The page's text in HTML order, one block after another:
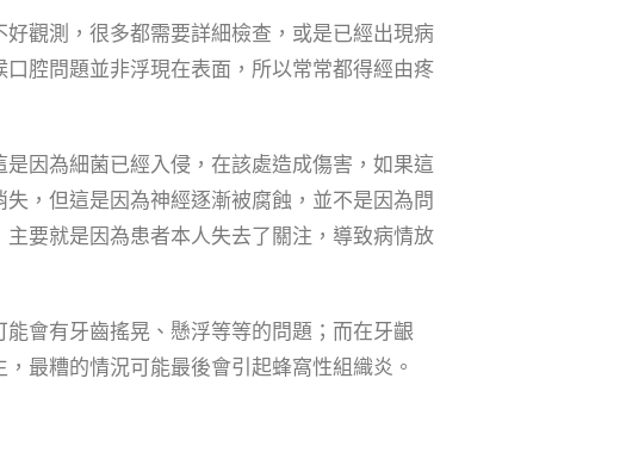
觀測，很多都需要詳細檢查，或是已經出現病
腔問題並非浮現在表面，所以常常都得經由疼
因為細菌已經入侵，在該處造成傷害，如果這
，但這是因為神經逐漸被腐蝕，並不是因為問
要就是因為患者本人失去了關注，導致病情放
會有牙齒搖晃、懸浮等等的問題；而在牙齦
最糟的情況可能最後會引起蜂窩性組織炎。